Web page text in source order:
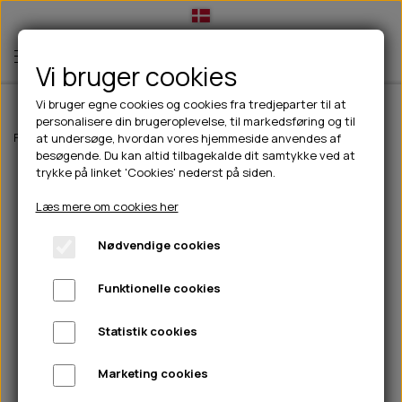
TIL HUND
💧FODER- VANDSKÅLE
CHICOPEE
GODBIDSTASKE
HALSBÅND
🦴 GODBIDDER & SNACKS
🍖 SMAGSVARIANTER
🎾 LEGETØJ
TÆNDER, ØRE, ØJE, POTER & NÆSE
🐾 UDSTYR & KOMFORT
TIL HUNDEEJER
DRIKKEFLASKER/TERMOFLASKER
HUER OG VANTER
PINEWOOD SALES
TIL KAT
TILBUD
NYHEDER
ABONNEMENT
Forside Til Katte Kong Kickeroo Pink
Vi bruger cookies
Vi bruger egne cookies og cookies fra tredjeparter til at
personalisere din brugeroplevelse, til markedsføring og til
at undersøge, hvordan vores hjemmeside anvendes af
besøgende. Du kan altid tilbagekalde dit samtykke ved at
trykke på linket 'Cookies' nederst på siden.
Læs mere om cookies her
Nødvendige cookies
Funktionelle cookies
Statistik cookies
Marketing cookies